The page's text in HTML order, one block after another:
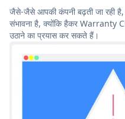
जैसे-जैसे आपकी कंपनी बढ़ती जा रही
संभावना है, क्योंकि हैकर Warranty
उठाने का प्रयास कर सकते हैं।